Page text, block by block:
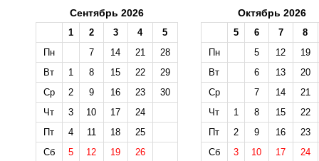
Сентябрь 2026
1 2 3 4
5
Пн
7 14 21
28
Вт
1 8 15 22
29
Ср
2 9 16 23
30
Чт
3 10 17
24
Пт
4 11 18
25
Сб
5 12 19
26
Октябрь 2026
5 6 7
8
Пн
5 12
19
Вт
6 13
20
Ср
7 14
21
Чт
1 8 15
22
Пт
2 9 16
23
Сб
3 10 17
24